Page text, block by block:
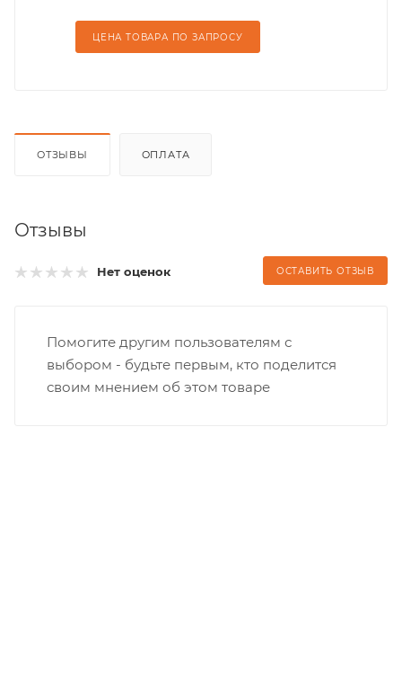
ЦЕНА ТОВАРА ПО ЗАПРОСУ
ОТЗЫВЫ ОПЛАТА
Отзывы
Нет оценок ОСТАВИТЬ ОТЗЫВ
Помогите другим пользователям с
выбором - будьте первым, кто поделится
своим мнением об этом товаре